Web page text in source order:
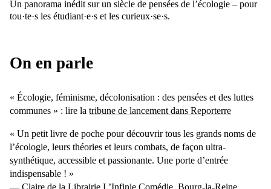
Un panorama inédit sur un siècle de pensées de l’écologie – pour
tou·te·s les étudiant·e·s et les curieux·se·s.
On en parle
« Écologie, féminisme, décolonisation : des pensées et des luttes
communes » : lire la tribune de lancement dans Reporterre
« Un petit livre de poche pour découvrir tous les grands noms de
l’écologie, leurs théories et leurs combats, de façon ultra-
synthétique, accessible et passionante. Une porte d’entrée
indispensable ! »